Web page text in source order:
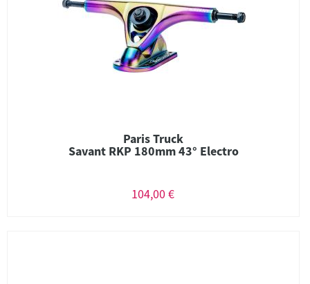
Paris Truck
Savant RKP 180mm 43° Electro
104,00 €